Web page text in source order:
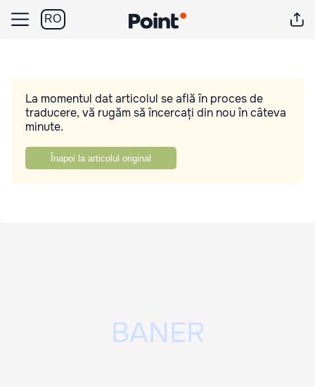
RO
La momentul dat articolul se află în proces de
traducere, vă rugăm să încercați din nou în câteva
minute.
Înapoi la articolul original